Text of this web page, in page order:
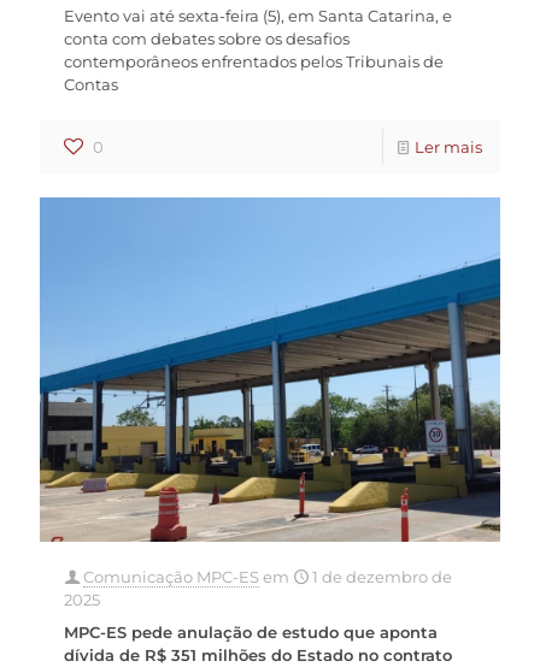
Evento vai até sexta-feira (5), em Santa Catarina, e
conta com debates sobre os desafios
contemporâneos enfrentados pelos Tribunais de
Contas
0 Ler mais
Comunicação MPC-ESem
1 de dezembro de
2025
MPC-ES pede anulação de estudo que aponta
dívida de R$ 351 milhões do Estado no contrato